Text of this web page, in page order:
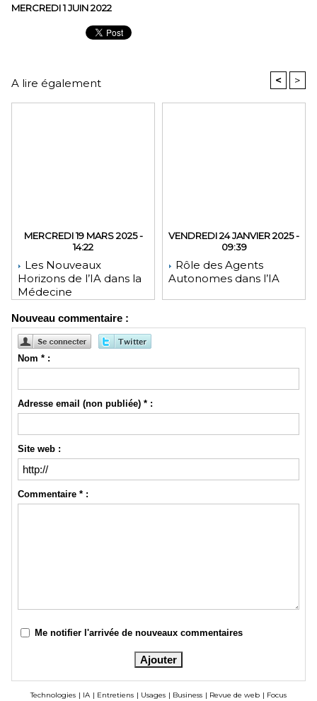
MERCREDI 1 JUIN 2022
A lire également < >
MERCREDI 19 MARS 2025 -
14:22
Les Nouveaux
Horizons de l’IA dans la
Médecine
VENDREDI 24 JANVIER 2025 -
09:39
Rôle des Agents
Autonomes dans l’IA
Nouveau commentaire :
Nom * :
Adresse email (non publiée) * :
Site web :
Commentaire * :
Me notifier l'arrivée de nouveaux commentaires
Technologies | IA | Entretiens | Usages | Business | Revue de web | Focus